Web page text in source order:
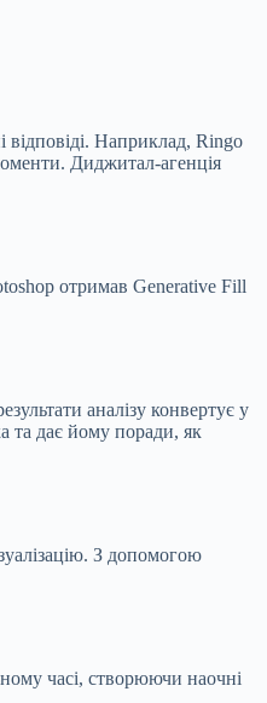
Наприклад, Ringo
Диджитал-агенція
отримав Generative Fill
аналізу конвертує у
та дає йому поради, як
З допомогою
часі, створюючи наочні